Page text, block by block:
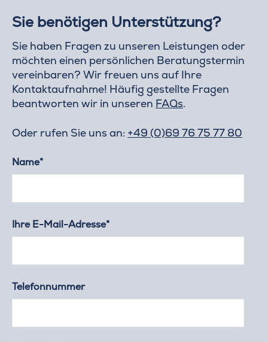
Sie benötigen Unterstützung?
Sie haben Fragen zu unseren Leistungen oder
möchten einen persönlichen Beratungstermin
vereinbaren? Wir freuen uns auf Ihre
Kontaktaufnahme! Häufig gestellte Fragen
beantworten wir in unseren FAQs.
Oder rufen Sie uns an: +49 (0)69 76 75 77 80
Name*
Ihre E-Mail-Adresse*
Telefonnummer